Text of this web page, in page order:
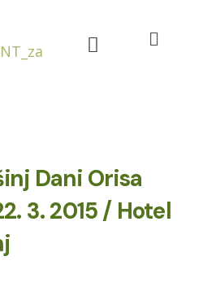
Dani Orisa
3. 2015 / Hotel